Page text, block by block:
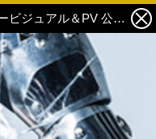
TVアニメ『学園 BASARA』 第1弾キービジュアル＆PV 公開！ テーマソングは西川貴教が担当！ 6枚目の写真・画像